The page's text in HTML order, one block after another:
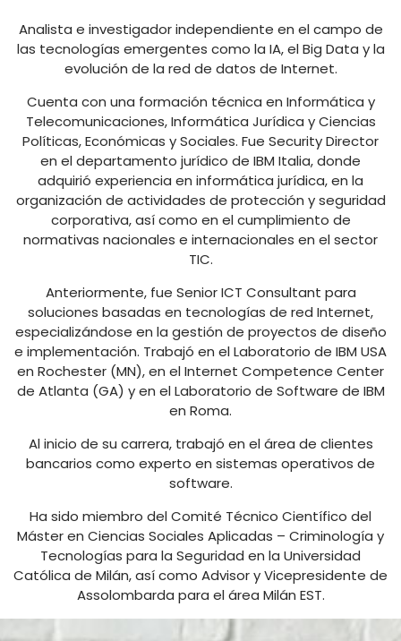
Analista e investigador independiente en el campo de
las tecnologías emergentes como la IA, el Big Data y la
evolución de la red de datos de Internet.
Cuenta con una formación técnica en Informática y
Telecomunicaciones, Informática Jurídica y Ciencias
Políticas, Económicas y Sociales. Fue Security Director
en el departamento jurídico de IBM Italia, donde
adquirió experiencia en informática jurídica, en la
organización de actividades de protección y seguridad
corporativa, así como en el cumplimiento de
normativas nacionales e internacionales en el sector
TIC.
Anteriormente, fue Senior ICT Consultant para
soluciones basadas en tecnologías de red Internet,
especializándose en la gestión de proyectos de diseño
e implementación. Trabajó en el Laboratorio de IBM USA
en Rochester (MN), en el Internet Competence Center
de Atlanta (GA) y en el Laboratorio de Software de IBM
en Roma.
Al inicio de su carrera, trabajó en el área de clientes
bancarios como experto en sistemas operativos de
software.
Ha sido miembro del Comité Técnico Científico del
Máster en Ciencias Sociales Aplicadas – Criminología y
Tecnologías para la Seguridad en la Universidad
Católica de Milán, así como Advisor y Vicepresidente de
Assolombarda para el área Milán EST.